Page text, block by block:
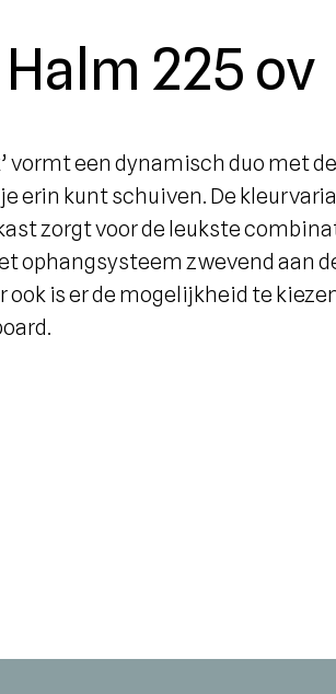
225 ov
vormt een dynamisch duo met
erin kunt schuiven. De
zorgt voor de leukste
ophangsysteem zwevend aan
is er de mogelijkheid te